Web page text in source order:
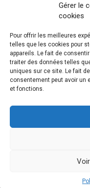
Gérer le
cookies
Pour offrir les meilleures
telles que les cookies pour
appareils. Le fait de
traiter des données telles
uniques sur ce site. Le fait
consentement peut avoir un
et fonctions.